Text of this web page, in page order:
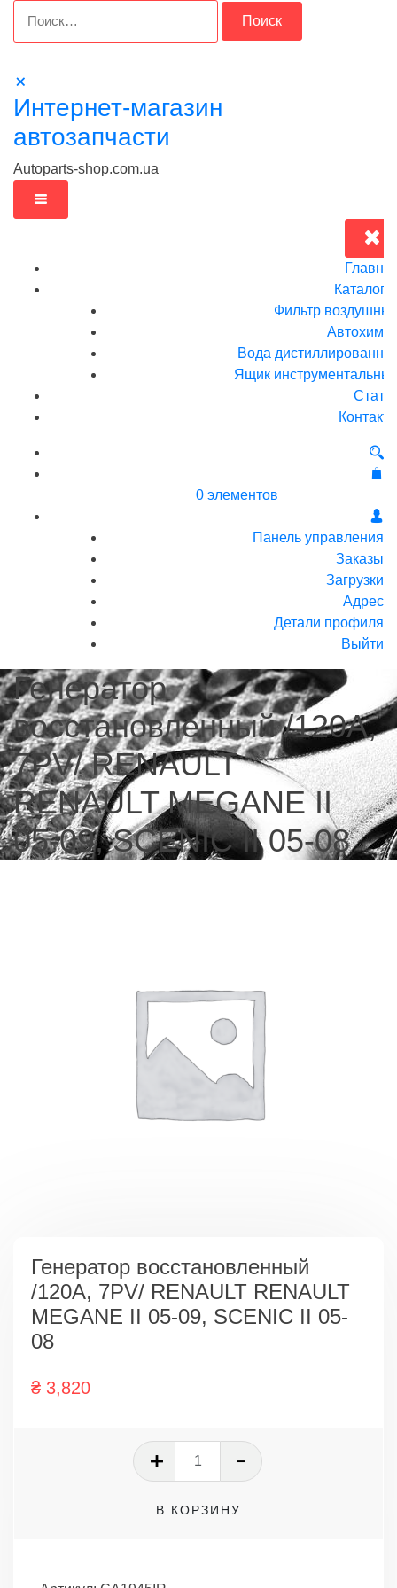
Интернет-магазин
автозапчасти
Autoparts-shop.com.ua
Каталог
Фильтр
Вода
Ящик
0 элементов
Панель управления
Заказы
Загрузки
Адрес
Детали профиля
Выйти
Генератор
восстановленный /120A,
7PV/ RENAULT
RENAULT MEGANE II
05-09, SCENIC II 05-08
Генератор восстановленный
/120A, 7PV/ RENAULT RENAULT
MEGANE II 05-09, SCENIC II 05-
08
₴ 3,820
Количество
товара
восстановленный
В КОРЗИНУ